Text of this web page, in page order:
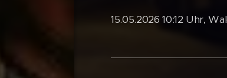
15.05.2026 10:12 Uhr,